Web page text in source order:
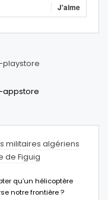
J'aime
militaires algériens
de Figuig
qu’un hélicoptère
notre frontière ?